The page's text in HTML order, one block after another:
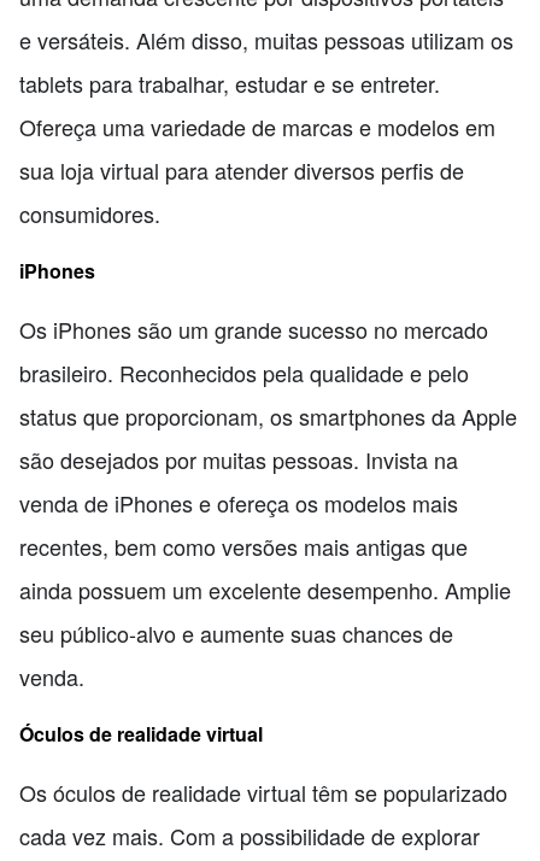
e versáteis. Além disso, muitas pessoas utilizam os
tablets para trabalhar, estudar e se entreter.
Ofereça uma variedade de marcas e modelos em
sua loja virtual para atender diversos perfis de
consumidores.
iPhones
Os iPhones são um grande sucesso no mercado
brasileiro. Reconhecidos pela qualidade e pelo
status que proporcionam, os smartphones da Apple
são desejados por muitas pessoas. Invista na
venda de iPhones e ofereça os modelos mais
recentes, bem como versões mais antigas que
ainda possuem um excelente desempenho. Amplie
seu público-alvo e aumente suas chances de
venda.
Óculos de realidade virtual
Os óculos de realidade virtual têm se popularizado
cada vez mais. Com a possibilidade de explorar